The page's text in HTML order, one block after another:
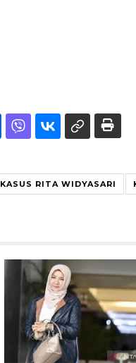
KASUS RITA WIDYASARI